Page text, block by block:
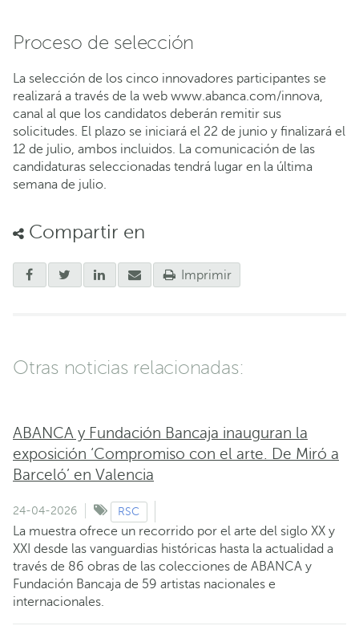
Proceso de selección
La selección de los cinco innovadores participantes se
realizará a través de la web www.abanca.com/innova,
canal al que los candidatos deberán remitir sus
solicitudes. El plazo se iniciará el 22 de junio y finalizará el
12 de julio, ambos incluidos. La comunicación de las
candidaturas seleccionadas tendrá lugar en la última
semana de julio.
Compartir en
Imprimir
Otras noticias relacionadas:
ABANCA y Fundación Bancaja inauguran la
exposición ‘Compromiso con el arte. De Miró a
Barceló’ en Valencia
24-04-2026 RSC
La muestra ofrece un recorrido por el arte del siglo XX y
XXI desde las vanguardias históricas hasta la actualidad a
través de 86 obras de las colecciones de ABANCA y
Fundación Bancaja de 59 artistas nacionales e
internacionales.